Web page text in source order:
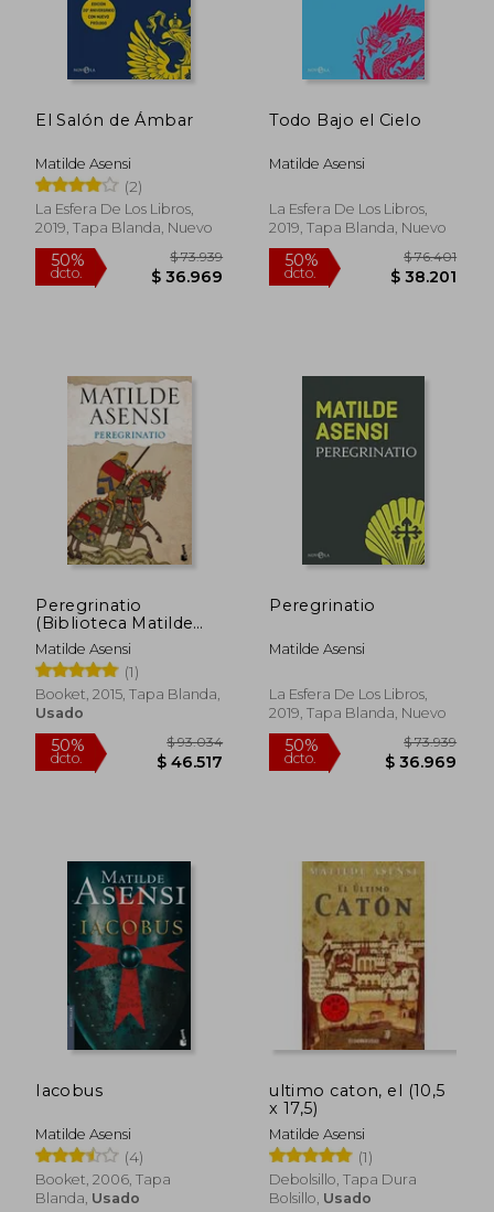
50%
dcto.
50%
dcto.
El Salón de Ámbar
Matilde Asensi
(2)
La Esfera De Los Libros,
2019, Tapa Blanda, Nuevo
50%
dcto. $ 36.969
Todo Bajo el Cielo
Matilde Asensi
La Esfera De Los Libros,
2019, Tapa Blanda, Nuevo
50%
dcto.
Peregrinatio
(Biblioteca Matilde
Asensi)
Matilde Asensi
(1)
Booket, 2015, Tapa Blanda,
Usado
Peregrinatio
Matilde Asensi
La Esfera De Los Libros,
2019, Tapa Blanda, Nuevo
Iacobus
Matilde Asensi
(4)
Booket, 2006, Tapa
Blanda, Usado
ultimo caton, el (10,5
x 17,5)
Matilde Asensi
(1)
Debolsillo, Tapa Dura
Bolsillo, Usado